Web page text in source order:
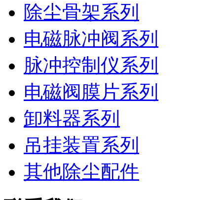
除尘骨架系列
电磁脉冲阀系列
脉冲控制仪系列
电磁阀膜片系列
卸料器系列
吊挂装置系列
其他除尘配件